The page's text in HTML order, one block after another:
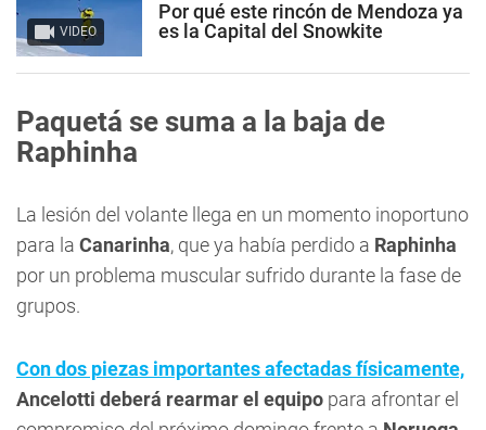
VIDEO
Por qué este rincón de Mendoza ya
es la Capital del Snowkite
Paquetá se suma a la baja de
Raphinha
La lesión del volante llega en un momento inoportuno
para la Canarinha, que ya había perdido a Raphinha
por un problema muscular sufrido durante la fase de
grupos.
Con dos piezas importantes afectadas físicamente,
Ancelotti deberá rearmar el equipo para afrontar el